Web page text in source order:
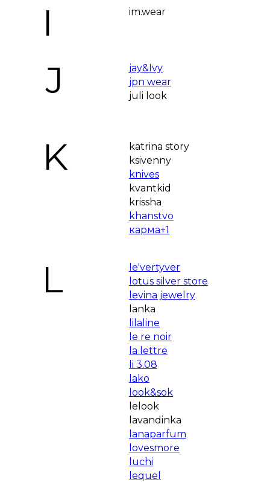
katrina story
ksivenny
knives
kvantkid
krissha
khanstvo
карма+1
im.wear
jay&Ivy
jpn wear
juli look
I
J
K
le'vertyver
lotus silver store
levina jewelry
lanka
lilaline
le re noir
la lettre
li 3.08
lako
look&sok
lelook
lavandinka
lanaparfum
lovesmore
luchi
lequel
L